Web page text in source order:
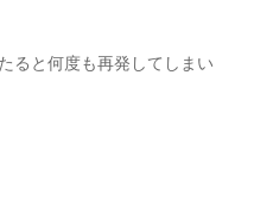
ると何度も再発してしまい